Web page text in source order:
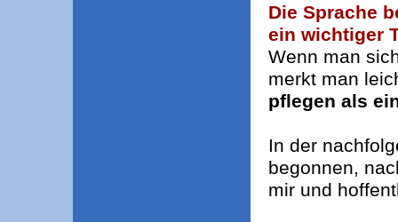
Die Sprache
ein wichtiger
Wenn man
merkt man
pflegen als
In der
begonnen,
mir und